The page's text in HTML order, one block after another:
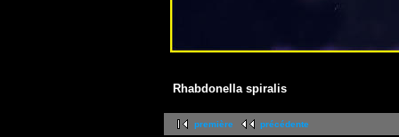
Rhabdonella spiralis
première précédente